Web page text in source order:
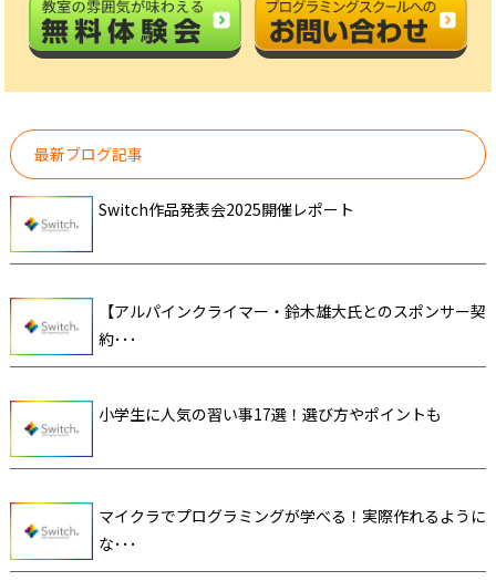
最新ブログ記事
Switch作品発表会2025開催レポート
【アルパインクライマー・鈴木雄大氏とのスポンサー契
約･･･
小学生に人気の習い事17選！選び方やポイントも
マイクラでプログラミングが学べる！実際作れるように
な･･･